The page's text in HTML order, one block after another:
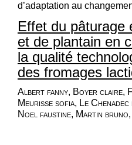
d’adaptation au
Effet du pâturage
et de plantain en
la qualité
des fromages
Albert fanny, Boyer claire,
Meurisse sofia, Le
Noel faustine, Martin